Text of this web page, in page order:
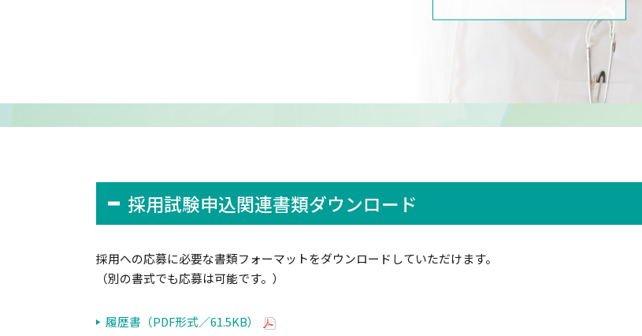
リハビリテーション科／
ン科
臨床検査科
ME（臨床工学）科
院内感染防止対策室
チーム医療・委員会
採用試験申込関連書類ダウンロード
採用への応募に必要な書類フォーマットをダウンロードしていただけます。
（別の書式でも応募は可能です。）
履歴書（PDF形式／61.5KB）